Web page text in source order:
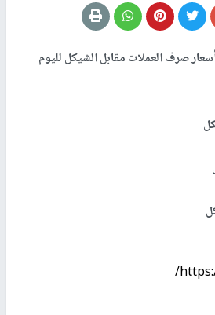
صرف العملات مقابل الشيكل لليوم